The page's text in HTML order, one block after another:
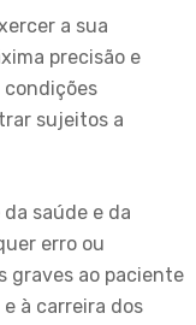
a sua
precisão e
condições
sujeitos a
saúde e da
erro ou
graves ao paciente
à carreira dos